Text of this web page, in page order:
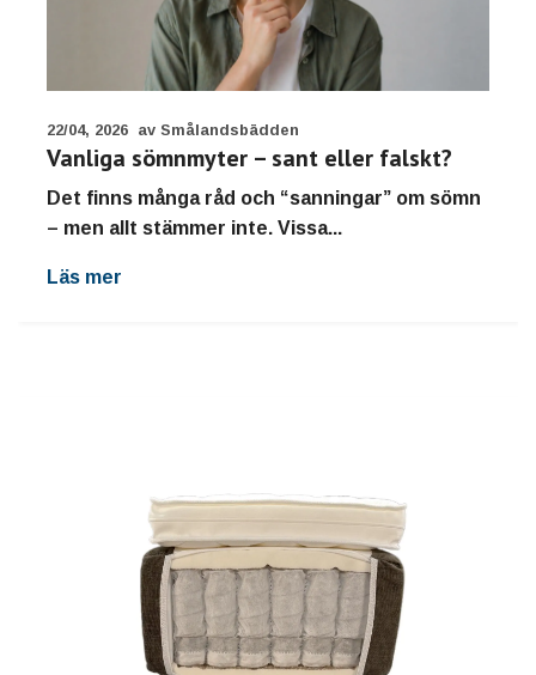
22/04, 2026 av Smålandsbädden
Vanliga sömnmyter – sant eller falskt?
Det finns många råd och “sanningar” om sömn
– men allt stämmer inte. Vissa...
Läs mer